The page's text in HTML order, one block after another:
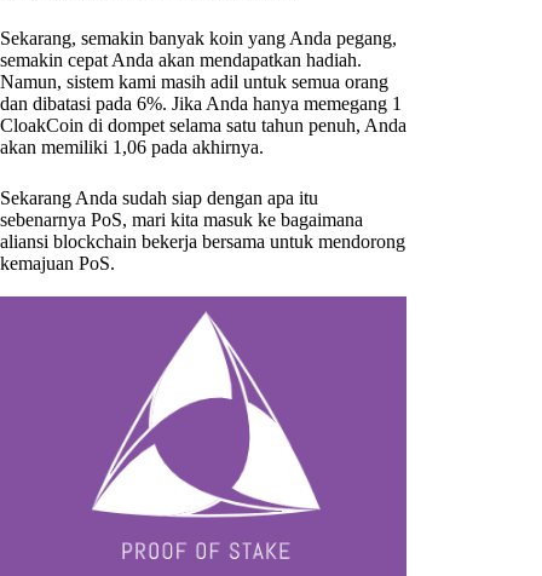
Sekarang, semakin banyak koin yang Anda pegang,
semakin cepat Anda akan mendapatkan hadiah.
Namun, sistem kami masih adil untuk semua orang
dan dibatasi pada 6%. Jika Anda hanya memegang 1
CloakCoin di dompet selama satu tahun penuh, Anda
akan memiliki 1,06 pada akhirnya.
Sekarang Anda sudah siap dengan apa itu
sebenarnya PoS, mari kita masuk ke bagaimana
aliansi blockchain bekerja bersama untuk mendorong
kemajuan PoS.